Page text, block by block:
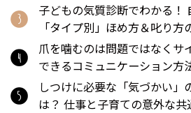
子どもの気質診断でわかる！
「タイプ別」ほめ方＆叱り方
爪を噛むのは問題ではなくサ
できるコミュニケーション方
しつけに必要な「気づかい」
は？ 仕事と子育ての意外な共